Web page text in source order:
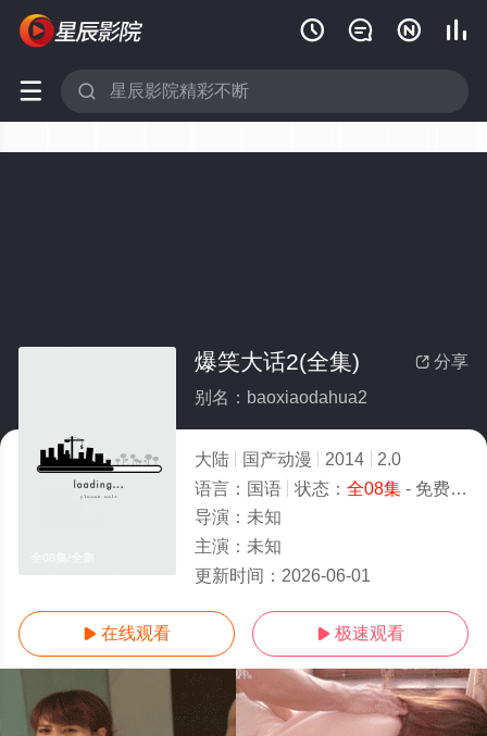
   
 
 分享
爆笑大话2(全集)
别名：baoxiaodahua2
大陆 国产动漫 2014
2.0
语言： 国语 状态： 全08集- 免费在线观看
导演： 未知
主演： 未知
更新时间： 2026-06-01
 在线观看  极速观看